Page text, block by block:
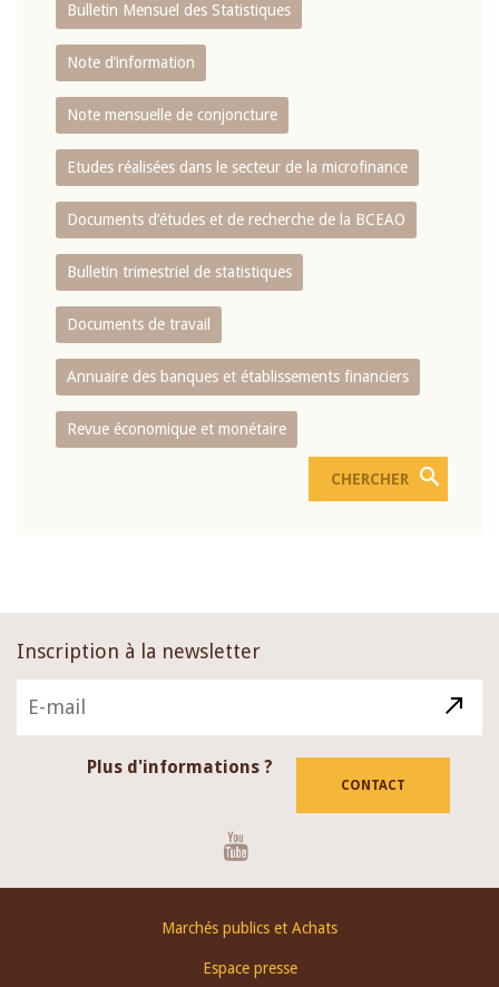
Bulletin Mensuel des Statistiques
Note d’information
Note mensuelle de conjoncture
Etudes réalisées dans le secteur de la microfinance
Documents d’études et de recherche de la BCEAO
Bulletin trimestriel de statistiques
Documents de travail
Annuaire des banques et établissements financiers
Revue économique et monétaire
Inscription à la newsletter
Plus d'informations ?
CONTACT
Marchés publics et Achats
Espace presse